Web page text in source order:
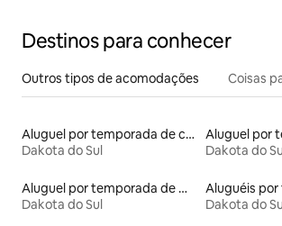
Destinos para conhecer
Outros tipos de acomodações Coisas
Aluguel por temporada de casas de veraneio
Dakota do Sul
Dakota do
Aluguel por temporada de microcasas
Dakota do Sul
Dakota do